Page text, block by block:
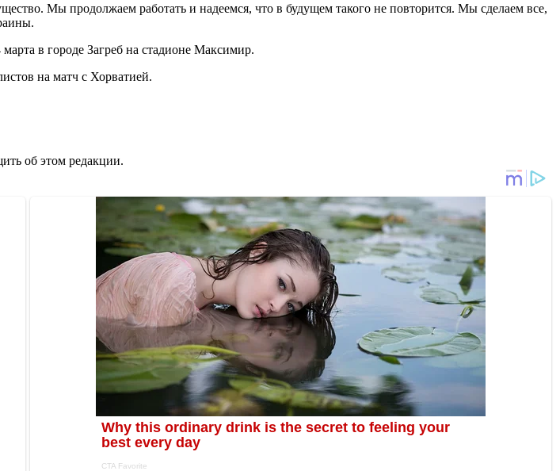
Мы продолжаем работать и надеемся, что в будущем такого не повторится. Мы сделаем все,
в городе Загреб на стадионе Максимир.
на матч с Хорватией.
об этом редакции.